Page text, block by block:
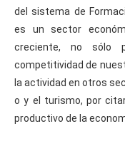
del sistema de
es un sector
creciente, no sólo
competitividad de
la actividad en otros
o y el turismo, por
productivo de la